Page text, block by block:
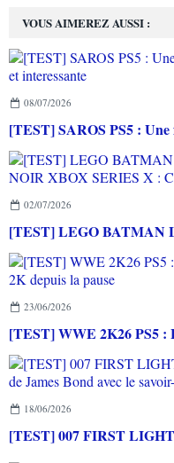
VOUS AIMEREZ AUSSI :
08/07/2026
02/07/2026
23/06/2026
18/06/2026